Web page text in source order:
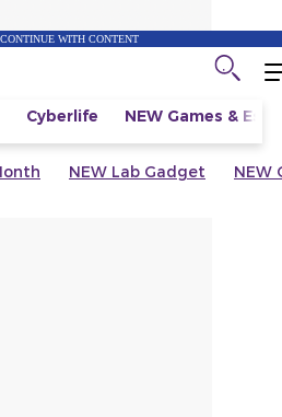
WITH CONTENT
Cyberlife NEW Games &
NEW Lab Gadget NEW